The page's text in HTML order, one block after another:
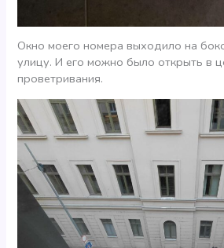
Окно моего номера выходило на
улицу. И его можно было открыть в
проветривания.